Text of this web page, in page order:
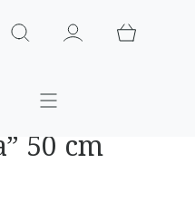
50 cm